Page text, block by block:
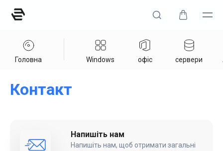
Головна Windows офіс сервери
Контакт
Напишіть нам
Напишіть нам, щоб отримати загальні